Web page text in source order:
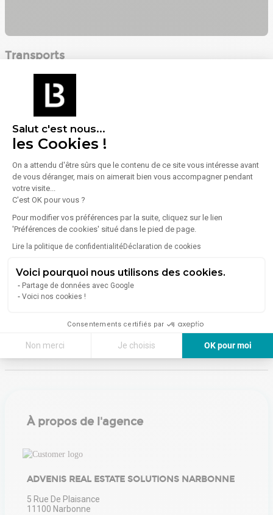
Salut c'est nous...
les Cookies !
On a attendu d'être sûrs que le contenu de ce site vous intéresse avant
de vous déranger, mais on aimerait bien vous accompagner pendant
votre visite...
C'est OK pour vous ?
Pour modifier vos préférences par la suite, cliquez sur le lien
'Préférences de cookies' situé dans le pied de page.
Lire la politique de confidentialitéDéclaration de cookies
Voici pourquoi nous utilisons des cookies.
Partage de données avec Google
Voici nos cookies !
Consentements certifiés par
Non merci Je choisis
OK pour moi
Transports
1 km (soit 16 min à pied)
Hopital Nord
3 km (soit 4 min en voiture)
Parc-Champirol
Énergie
Diagnostic de performance énergétique (DPE)
Consommation (énergie primaire) :Non communiqué
Indice d'émission de gaz à effet de serre (GES)
En savoir plus sur le bien
À propos de l'agence
ADVENIS REAL ESTATE SOLUTIONS NARBONNE
5 Rue De Plaisance
11100 Narbonne